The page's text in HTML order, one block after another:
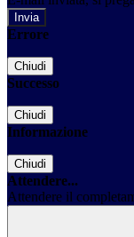
Errore
Chiudi
Successo
Chiudi
Informazione
Chiudi
Attendere...
Attendere il